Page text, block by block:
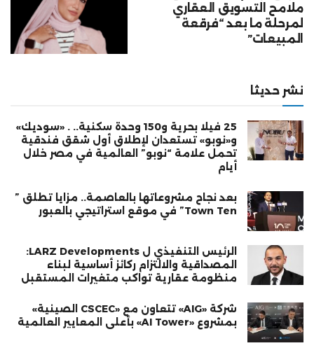
ملامح التسويق العقاري
لمرحلة ما بعد “فرقعة
المبيعات”
نشر حديثا
25 فيلا بحرية و150 وحدة سكنية.. . «سوديك»
و«نوبو» تستعدان لإطلاق أول شقق فندقية
تحمل علامة “نوبو” العالمية في مصر خلال
أيام
بعد نجاح مشروعاتها بالعاصمة.. مزايا تطلق ”
Town Ten” في موقع استراتيجي بالعبور
الرئيس التنفيذي ل LARZ Developments:
المصداقية والالتزام ركائز أساسية لبناء
منظومة عقارية تواكب متغيرات المستقبل
شركة «AIG» تتعاون مع «CSCEC الصينية»
بمشروع «AI Tower» بأعلى المعايير العالمية